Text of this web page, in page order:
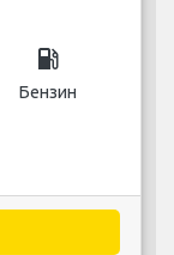
local_gas_station
Бензин